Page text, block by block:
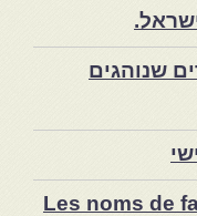
שנוהגים
Les noms de